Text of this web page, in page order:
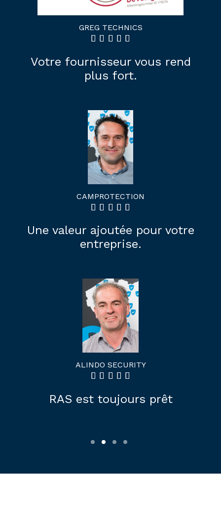
GREG TECHNICS
Votre fournisseur vous rend
plus fort.
CAMPROTECTION
Une valeur ajoutée pour votre
entreprise.
ALINDO SECURITY
RAS est toujours prêt